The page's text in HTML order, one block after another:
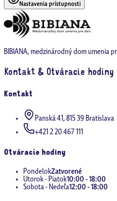
Nastavenia prístupnosti
BIBIANA, medzinárodný dom umenia
Kontakt & Otváracie hodiny
Kontakt
Panská 41, 815 39 Bratislava
+421 2 20 467 111
Otváracie hodiny
PondelokZatvorené
Utorok - Piatok10:00 - 18:00
Sobota - Nedeľa12:00 - 18:00